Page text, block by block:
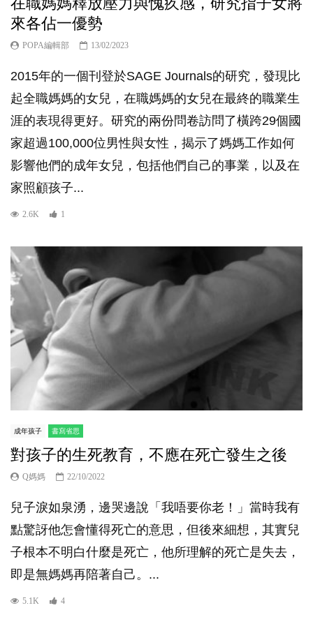
來各佔一優勢
POPA編輯部 13/02/2023
2015年的一個刊登於SAGE Journals的研究，發現比
起全職媽媽的女兒，在職媽媽的女兒在最終的職業生
涯的表現得更好。研究的兩份問卷訪問了橫跨29個國
家超過100,000位男性與女性，揭示了媽媽工作如何
影響他們的成年女兒，包括他們自己的事業，以及在
家照顧孩子...
2.6K 1
成年孩子 書寫省思
對孩子的生死教育，不應在死亡發生之後
Q媽媽 22/10/2022
兒子淚如泉湧，邊哭邊說「我唔要你老！」當時我有
點驚訝他怎會懂得死亡的意思，但後來細想，其實兒
子根本不明白什麼是死亡，他所理解的死亡是失去，
即是無媽媽再陪著自己。...
5.1K 4